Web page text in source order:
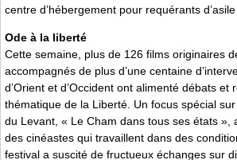
centre d’hébergement pour requérants
Ode à la liberté
Cette semaine, plus de 126 films originaires
accompagnés de plus d’une centaine
d’Orient et d’Occident ont alimenté débats et
thématique de la Liberté. Un focus spécial
du Levant, « Le Cham dans tous ses états »,
des cinéastes qui travaillent dans des
festival a suscité de fructueux échanges sur